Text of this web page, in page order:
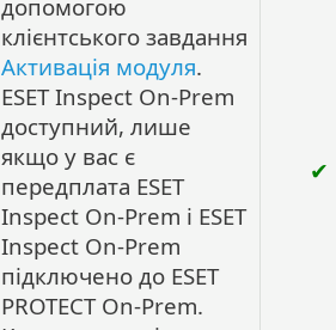
допомогою
клієнтського завдання
Активація модуля.
ESET Inspect On-Prem
доступний, лише
якщо у вас є
передплата ESET
Inspect On-Prem і ESET
Inspect On-Prem
підключено до ESET
PROTECT On-Prem.
✔